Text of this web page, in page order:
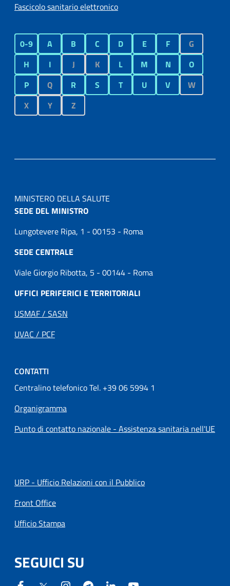
Fascicolo sanitario elettronico
0-9 A B C D E F
G
H
I J K L M N
O
P
Q R S T U V
W
X
Y Z
MINISTERO DELLA SALUTE
SEDE DEL MINISTRO
Lungotevere Ripa, 1 - 00153 - Roma
SEDE CENTRALE
Viale Giorgio Ribotta, 5 - 00144 - Roma
UFFICI PERIFERICI E TERRITORIALI
USMAF / SASN
UVAC / PCF
CONTATTI
Centralino telefonico Tel. +39 06 5994 1
Organigramma
Punto di contatto nazionale - Assistenza sanitaria nell'UE
URP - Ufficio Relazioni con il Pubblico
Front Office
Ufficio Stampa
SEGUICI SU